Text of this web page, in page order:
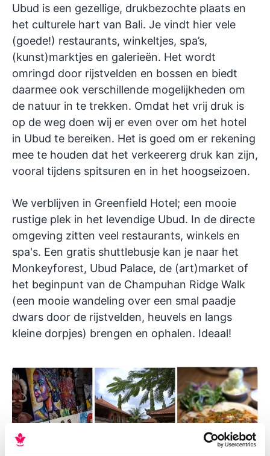
Ubud is een gezellige, drukbezochte plaats en
het culturele hart van Bali. Je vindt hier vele
(goede!) restaurants, winkeltjes, spa’s,
(kunst)marktjes en galerieën. Het wordt
omringd door rijstvelden en bossen en biedt
daarmee ook verschillende mogelijkheden om
de natuur in te trekken. Omdat het vrij druk is
op de weg doen wij er even over om het hotel
in Ubud te bereiken. Het is goed om er rekening
mee te houden dat het verkeererg druk kan zijn,
vooral tijdens spitsuren en in het hoogseizoen.
We verblijven in Greenfield Hotel; een mooie
rustige plek in het levendige Ubud. In de directe
omgeving zitten veel restaurants, winkels en
spa's. Een gratis shuttlebusje kan je naar het
Monkeyforest, Ubud Palace, de (art)market of
het beginpunt van de Champuhan Ridge Walk
(een mooie wandeling over een smal paadje
dwars door de rijstvelden, heuvels en langs
kleine dorpjes) brengen en ophalen. Ideaal!